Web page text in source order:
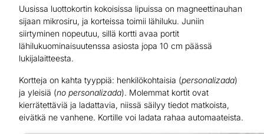
Uusissa luottokortin kokoisissa lipuissa on magneettinauhan
sijaan mikrosiru, ja korteissa toimii lähiluku. Juniin
siirtyminen nopeutuu, sillä kortti avaa portit
lähilukuominaisuutenssa asiosta jopa 10 cm päässä
lukijalaitteesta.
Kortteja on kahta tyyppiä: henkilökohtaisia (personalizada)
ja yleisiä (no personalizada). Molemmat kortit ovat
kierrätettäviä ja ladattavia, niissä säilyy tiedot matkoista,
eivätkä ne vanhene. Kortille voi ladata rahaa automaateista.